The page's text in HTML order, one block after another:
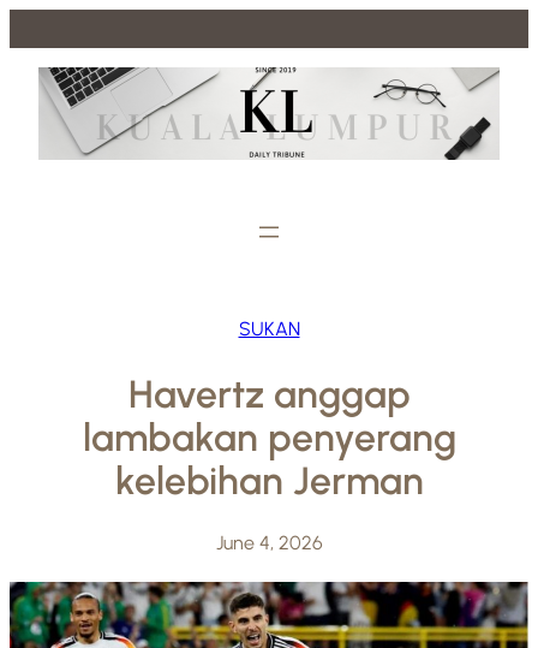
to
content
SUKAN
Havertz anggap
lambakan penyerang
kelebihan Jerman
June 4, 2026